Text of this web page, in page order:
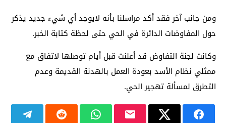
ومن جانب آخر فقد أكد مراسلنا بأنه لايوجد أي شيء جديد يذكر
حول المفاوضات الدائرة في الحي حتى لحظة كتابة الخبر.
وكانت لجنة التفاوض قد أعلنت قبل أيام توصلها لاتفاق مع
ممثلي نظام الأسد بعودة العمل بالهدنة القديمة وعدم
التطرق لمسألة تهجير الحي.